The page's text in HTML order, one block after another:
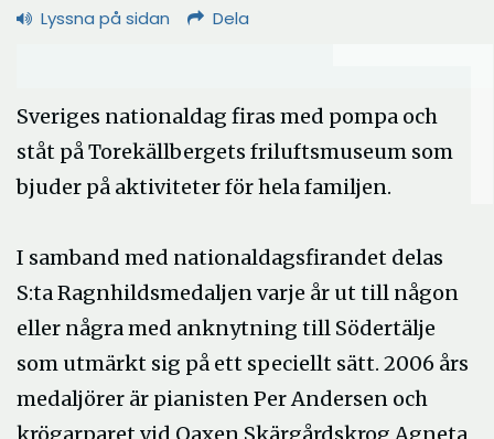
Lyssna på sidan Dela
Sveriges nationaldag firas med pompa och
ståt på Torekällbergets friluftsmuseum som
bjuder på aktiviteter för hela familjen.
I samband med nationaldagsfirandet delas
S:ta Ragnhildsmedaljen varje år ut till någon
eller några med anknytning till Södertälje
som utmärkt sig på ett speciellt sätt. 2006 års
medaljörer är pianisten Per Andersen och